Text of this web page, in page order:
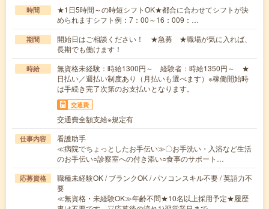
時間
★1日5時間～の時短シフトOK★都合に合わせてシフトが決
められますシフト例：7：00～16：009：…
期間
開始日はご相談ください！ ★急募 ★職場が気に入れば、
長期でも働けます！
時給
無資格未経験：時給1300円～ 経験者：時給1350円～ ★
日払い／週払い制度あり（月払いも選べます）※稼働開始時
は手続き完了次第のお支払いとなります。
交通費
交通費全額支給※規定有
仕事内容
看護助手
≪病院でちょっとしたお手伝い≫〇お手洗い・入浴など生活
のお手伝い○診察室への付き添い○食事のサポート…
応募資格
職種未経験OK / ブランクOK / パソコンスキル不要 / 英語力不
要
≪無資格・未経験OK≫年齢不問★10名以上採用予定★履歴